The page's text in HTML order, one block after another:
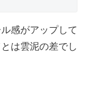
感がアップして
は雲泥の差でし